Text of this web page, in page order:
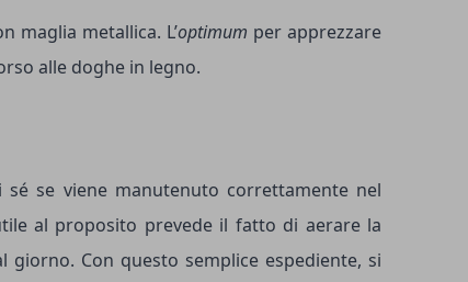
maglia metallica. L’optimum per apprezzare
alle doghe in legno.
se viene manutenuto correttamente nel
al proposito prevede il fatto di aerare la
Con questo semplice espediente, si